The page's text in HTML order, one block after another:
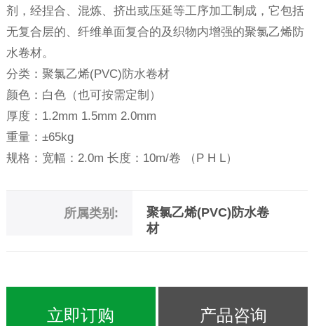
剂，经捏合、混炼、挤出或压延等工序加工制成，它包括
无复合层的、纤维单面复合的及织物内增强的聚氯乙烯防
水卷材。
分类：聚氯乙烯(PVC)防水卷材
颜色：白色（也可按需定制）
厚度：1.2mm 1.5mm 2.0mm
重量：±65kg
规格：宽幅：2.0m 长度：10m/卷 （P H L）
所属类别:
聚氯乙烯(PVC)防水卷
材
立即订购 产品咨询